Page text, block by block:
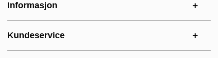
Informasjon
Kundeservice